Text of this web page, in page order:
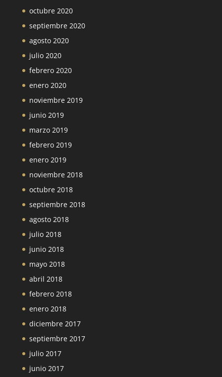
octubre 2020
septiembre 2020
agosto 2020
julio 2020
febrero 2020
enero 2020
noviembre 2019
junio 2019
marzo 2019
febrero 2019
enero 2019
noviembre 2018
octubre 2018
septiembre 2018
agosto 2018
julio 2018
junio 2018
mayo 2018
abril 2018
febrero 2018
enero 2018
diciembre 2017
septiembre 2017
julio 2017
junio 2017